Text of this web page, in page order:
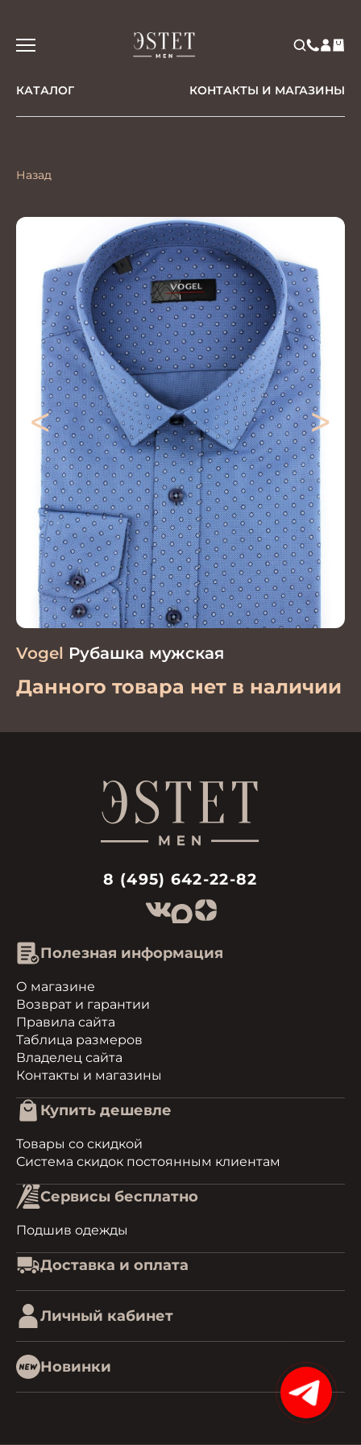
КАТАЛОГ КОНТАКТЫ И МАГАЗИНЫ
Назад
< >
Vogel Рубашка мужская
Данного товара нет в наличии
8 (495) 642-22-82
Полезная информация
О магазине
Возврат и гарантии
Правила сайта
Таблица размеров
Владелец сайта
Контакты и магазины
Купить дешевле
Товары со скидкой
Система скидок постоянным клиентам
Сервисы бесплатно
Подшив одежды
Доставка и оплата
Личный кабинет
Новинки
15%